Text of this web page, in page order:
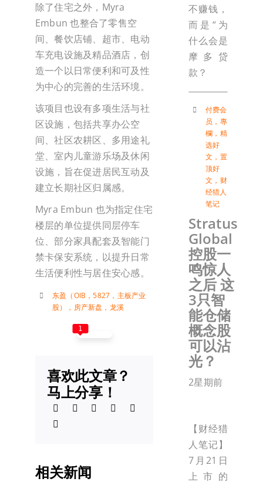
除了住宅之外，Myra
Embun 也整合了零售空
间、餐饮店铺、超市、电动
车充电设施及精品酒店，创
造一个以日常便利和可及性
为中心的完善的生活环境。
该项目也设有多项生活与社
区设施，包括共享办公空
间、社区农耕区、多用途礼
堂、室内儿童游乐场及休闲
设施，旨在促进居民互动及
建立长期社区归属感。
Myra Embun 也为指定住宅
楼层的单位提供同层停车
位、部分家具配套及智能门
禁卡保安系统，以提升日常
生活便利性与居住安心感。
东盈（OIB，5827，主板产业
股）
， 房产新盘 ， 龙溪
1
喜欢此文章？
马上分享！
相关新闻
不赚钱，
而是“为
什么会是
摩多贷
款？
付费会
员 ， 專
欄 ， 精
选好
文 ， 置
顶好
文 ， 财
经猎人
笔记
Stratus
Global
控股一
鸣惊人
之后 这
3只智
能仓储
概念股
可以沾
光？
2星期前
【财经猎
人笔记】
7月21日
上市的